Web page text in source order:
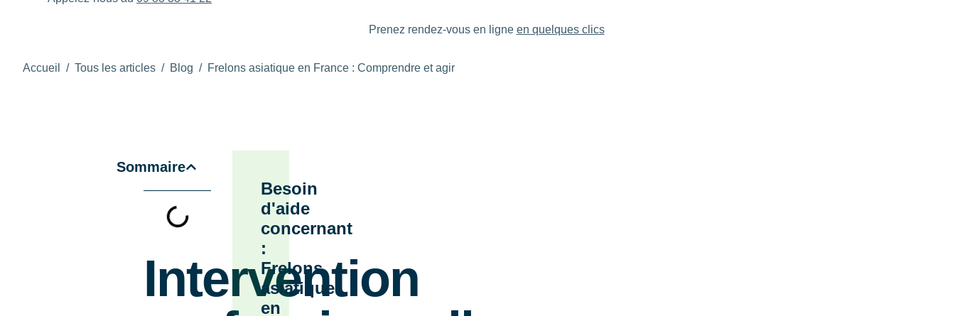
Prenez rendez-vous en ligne en quelques clics
Accueil / Tous les articles / Blog / Frelons asiatique en France : Comprendre et agir
Sommaire
Intervention
Besoin
d'aide
concernant
:
Frelons
asiatique
en